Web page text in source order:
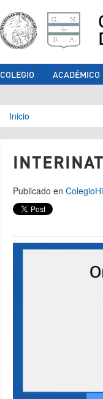
COLEGIO ACADÉMICO
Se
Inicio
Publicado en Colegio